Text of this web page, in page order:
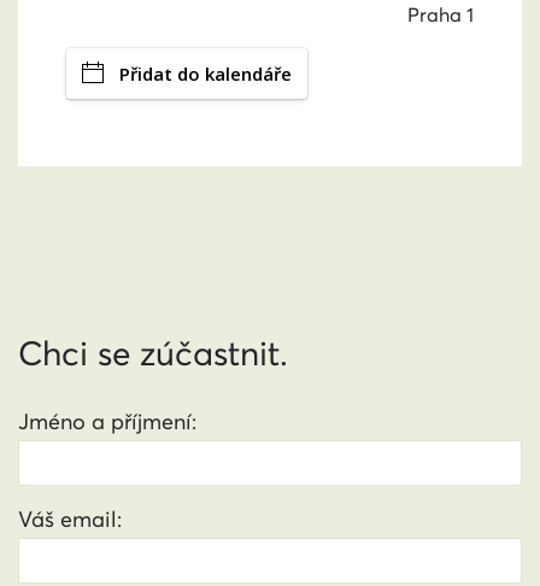
Praha 1
Přidat do kalendáře
Chci se zúčastnit.
Jméno a příjmení:
Váš email: